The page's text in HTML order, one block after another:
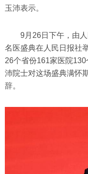
玉沛表示。
9月26日下午，由
名医盛典在人民日报社
26个省份161家医院
沛院士对这场盛典满怀
辞。